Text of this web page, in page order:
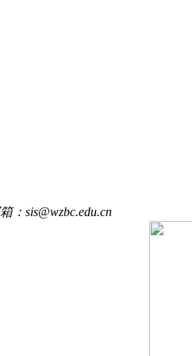
：sis@wzbc.edu.cn